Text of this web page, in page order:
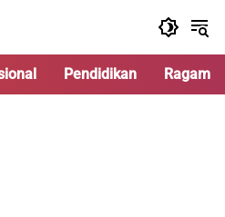
Pendidikan Ragam